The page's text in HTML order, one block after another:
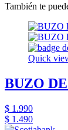
También te
Quick
BUZO
$ 1.990
$ 1.490